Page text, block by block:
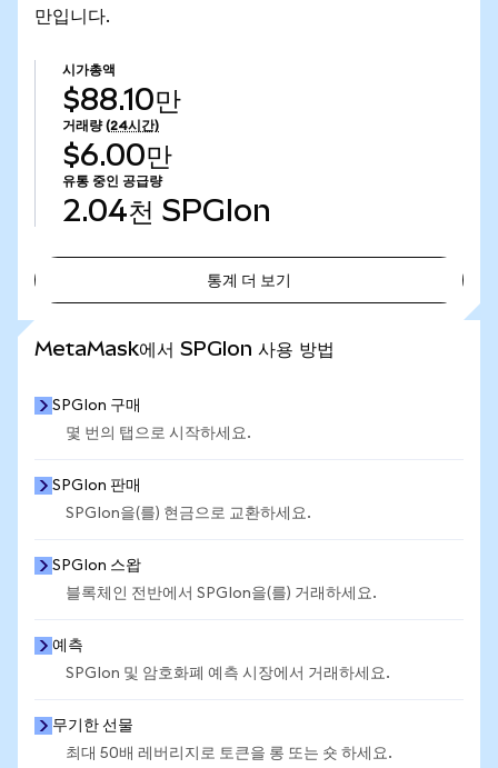
만입니다.
시가총액
$88.10만
거래량 (24시간)
$6.00만
유통 중인 공급량
2.04천 SPGIon
통계 더 보기
MetaMask에서 SPGIon 사용 방법
SPGIon 구매
몇 번의 탭으로 시작하세요.
SPGIon 판매
SPGIon을(를) 현금으로 교환하세요.
SPGIon 스왑
블록체인 전반에서 SPGIon을(를) 거래하세요.
예측
SPGIon 및 암호화폐 예측 시장에서 거래하세요.
무기한 선물
최대 50배 레버리지로 토큰을 롱 또는 숏 하세요.